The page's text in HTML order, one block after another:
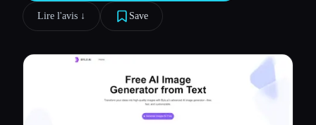
Comparer les outils
Toutes les catégories
Lire l'avis ↓︎ Save